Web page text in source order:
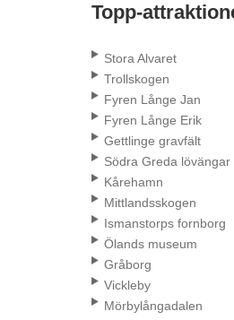
Topp-
Stora Alvaret
Trollskogen
Fyren Långe Jan
Fyren Långe Erik
Gettlinge gravfält
Södra Greda lövängar
Kårehamn
Mittlandsskogen
Ismanstorps fornborg
Ölands museum
Gråborg
Vickleby
Mörbylångadalen